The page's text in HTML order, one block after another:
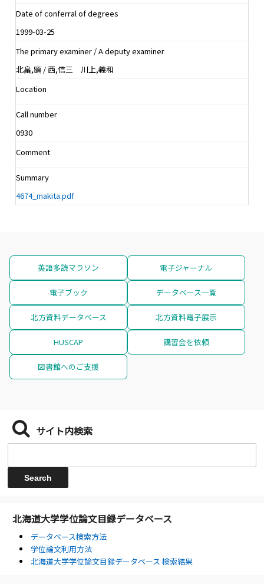
Date of conferral of degrees
1999-03-25
The primary examiner / A deputy examiner
北畠,顕 / 西,信三 川上,義和
Location
Call number
0930
Comment
Summary
4674_makita.pdf
英語多読マラソン 電子ジャーナル
電子ブック データベース一覧
北方資料データベース 北方資料電子展示
HUSCAP 講習会を依頼
図書館へのご支援
サイト内検索
北海道大学学位論文目録データベース
データベース検索方法
学位論文利用方法
北海道大学学位論文目録データベース 検索結果